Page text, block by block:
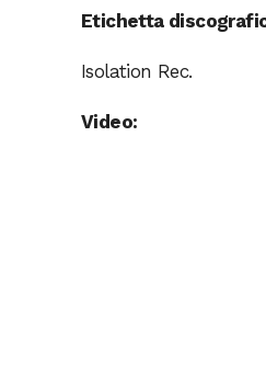
Etichetta
Isolation Rec.
Video: